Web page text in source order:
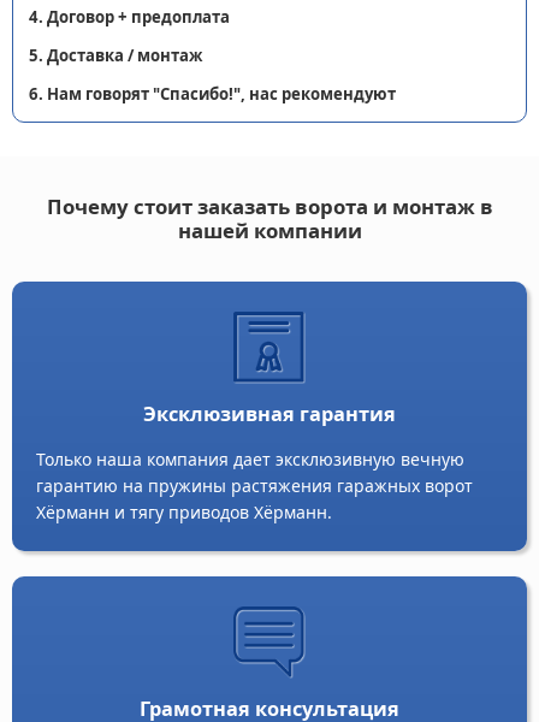
4. Договор + предоплата
5. Доставка / монтаж
6. Нам говорят "Спасибо!", нас рекомендуют
Почему стоит заказать ворота и монтаж в
нашей компании
Эксклюзивная гарантия
Только наша компания дает эксклюзивную вечную
гарантию на пружины растяжения гаражных ворот
Хёрманн и тягу приводов Хёрманн.
Грамотная консультация